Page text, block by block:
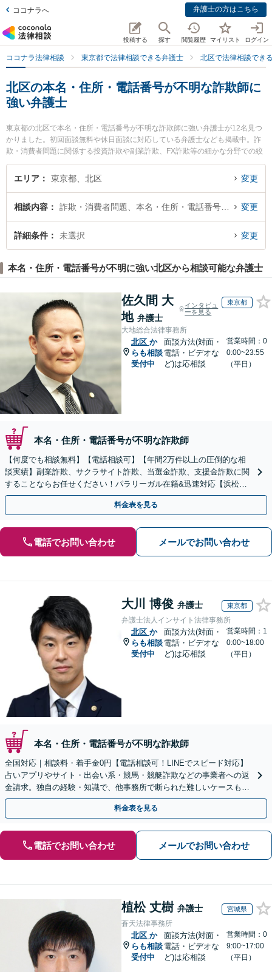
ココナラへ 弁護士の方はこちら
投稿する 探す 閲覧履歴 マイリスト ログイン
ココナラ法律相談 東京都で法律相談できる弁護士 北区で法律相談でき
北区の本名・住所・電話番号が不明な詐欺師に
強い弁護士
東京都の北区で本名・住所・電話番号が不明な詐欺師に強い弁護士が12名見つ
かりました。初回面談無料や休日面談に対応している弁護士なども掲載中。詐
欺・消費者問題に関係する投資詐欺や副業詐欺、FX詐欺等の細かな分野での絞
り込み検索もでき便利です。特に十条王子法律事務所の金ヶ崎 絵美弁護士や弁
護士法人アクロピースの吉田 伸広弁護士、弁護士法人アクロピースの伊藤 俊太
ルを今すぐに弁護士に相談したい』『本名・住所・電話番号が不明な詐欺師の
トラブル解決の実績豊富な近くの弁護士を検索したい』『初回相談無料で本
名・住所・電話番号が不明な詐欺師を法律相談できる北区内の弁護士に相談予
エリア 東京都、北区 変更
相談内容 変更
詳細条件 未選択 変更
本名・住所・電話番号が不明に強い北区から相談可能な弁護士
佐久間 大
地 弁護士
インタビュ
ーを見る
東京都
大地総合法律事務所
北区 か
らも相談
受付中
面談方法(対面・
電話・ビデオな
ど)は応相談
営業時間：0
0:00~23:55
（平日）
本名・住所・電話番号が不明な詐欺師
【何度でも相談無料】【電話相談可】【年間2万件以上の圧倒的な相
談実績】副業詐欺、サクラサイト詐欺、当選金詐欺、支援金詐欺に関
することならお任せください！パラリーガル在籍&迅速対応【浜松町
駅1分】※結婚詐欺・ロマンス詐欺に関するご相談はお断り
料金表を見る
電話でお問い合わせ メールでお問い合わせ
大川 博俊 弁護士 東京都
弁護士法人インサイト法律事務所
北区 か
らも相談
受付中
面談方法(対面・
電話・ビデオな
ど)は応相談
営業時間：1
0:00~18:00
（平日）
本名・住所・電話番号が不明な詐欺師
全国対応｜相談料・着手金0円【電話相談可！LINEでスピード対応】
占いアプリやサイト・出会い系・競馬・競艇詐欺などの事業者への返
金請求。独自の経験・知識で、他事務所で断られた難しいケースも解
決に導いた実績あり。まずはお気軽にご相談ください
料金表を見る
電話でお問い合わせ メールでお問い合わせ
植松 丈樹 弁護士 宮城県
蒼天法律事務所
北区 か
らも相談
受付中
面談方法(対面・
電話・ビデオな
ど)は応相談
営業時間：0
9:00~17:00
（平日）